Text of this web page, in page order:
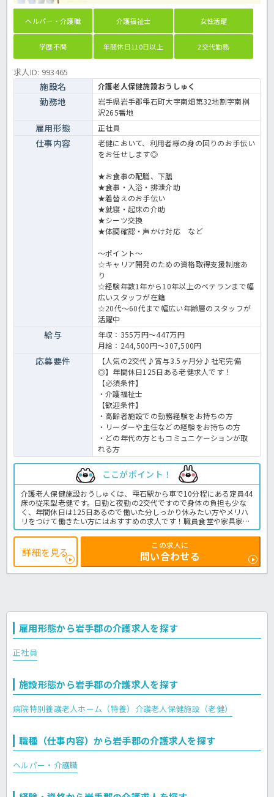
ヘルパー・介護職 介護福祉士 女性活躍
学歴不問 年間休日110日以上 2交代勤務
求人ID: 993465
施設名 介護老人保健施設おうしゅく
勤務地
岩手県岩手郡雫石町大字南畑第32地割字南桝
沢265番地
雇用形態 正社員
仕事内容
老健において、利用者様の身の回りのお手伝い
をお任せします◎
★お食事の配膳、下膳
★食事・入浴・排泄介助
★着替えのお手伝い
★就寝・起床の介助
★シーツ交換
★体調確認・声かけ対応 など
～ポイント～
☆キャリア開発のための資格取得支援制度あ
り
☆経験年数1年から10年以上のベテランまで幅
広いスタッフが在籍
☆20代～60代まで幅広い年齢層のスタッフが
活躍中
給与
年収：355万円～447万円
月給：244,500円～307,500円
応募要件
【人気の2交代♪賞与3.5ヶ月分♪社宅完備
◎】年間休日125日ある老健求人です！
【必須条件】
・介護福祉士
【歓迎条件】
・高齢者施設での勤務経験をお持ちの方
・リーダーや主任などの経験をお持ちの方
・どの年代の方ともコミュニケーションが取
れる方
ここがポイント！
介護老人保健施設おうしゅくは、雫石駅から車で10分程にある定員44
床の従来型老健です。日勤と夜勤の2交代ですので身体の負担も少な
く、年間休日は125日あるので働いた分しっかり休みたい方やメリハ
リをつけて働きたい方にはおすすめの求人です！職員食堂や家具家電
備え付きの借り上げ住宅もあるので、寮付でお仕事をお探しの方にも
ピッタリの求人です！介護福祉士様限定の求人で賞与も3.5ヶ月分出
ます♪お給料・お休みのバランスが取れた好条件求人です！気になる
方はほっ介護までお問い合わせください♪老健での介護業務全般で
す。
＜介護職 正職員 老健の求人＞
詳細を見る
この求人に
問い合わせる
雇用形態から岩手郡の介護求人を探す
正社員
施設形態から岩手郡の介護求人を探す
病院特別養護老人ホーム（特養） 介護老人保健施設（老健）
職種（仕事内容）から岩手郡の介護求人を探す
ヘルパー・介護職